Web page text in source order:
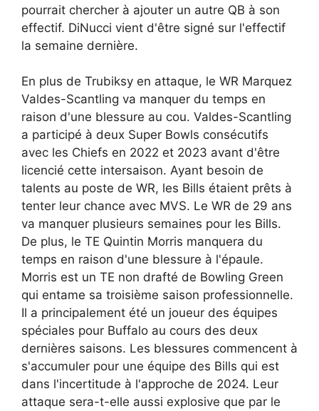
pourrait chercher à ajouter un autre QB à son
effectif. DiNucci vient d'être signé sur l'effectif
la semaine dernière.
En plus de Trubiksy en attaque, le WR Marquez
Valdes-Scantling va manquer du temps en
raison d'une blessure au cou. Valdes-Scantling
a participé à deux Super Bowls consécutifs
avec les Chiefs en 2022 et 2023 avant d'être
licencié cette intersaison. Ayant besoin de
talents au poste de WR, les Bills étaient prêts à
tenter leur chance avec MVS. Le WR de 29 ans
va manquer plusieurs semaines pour les Bills.
De plus, le TE Quintin Morris manquera du
temps en raison d'une blessure à l'épaule.
Morris est un TE non drafté de Bowling Green
qui entame sa troisième saison professionnelle.
Il a principalement été un joueur des équipes
spéciales pour Buffalo au cours des deux
dernières saisons. Les blessures commencent à
s'accumuler pour une équipe des Bills qui est
dans l'incertitude à l'approche de 2024. Leur
attaque sera-t-elle aussi explosive que par le